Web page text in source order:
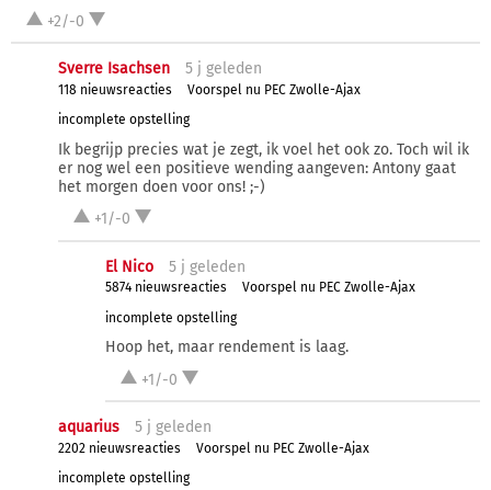
+2/-0
Sverre Isachsen 5 j geleden
118 nieuwsreacties
Voorspel nu PEC Zwolle-Ajax
incomplete opstelling
Ik begrijp precies wat je zegt, ik voel het ook zo. Toch wil ik
er nog wel een positieve wending aangeven: Antony gaat
het morgen doen voor ons! ;-)
+1/-0
El Nico 5 j geleden
5874 nieuwsreacties
Voorspel nu PEC Zwolle-Ajax
incomplete opstelling
Hoop het, maar rendement is laag.
+1/-0
aquarius 5 j geleden
2202 nieuwsreacties
Voorspel nu PEC Zwolle-Ajax
incomplete opstelling